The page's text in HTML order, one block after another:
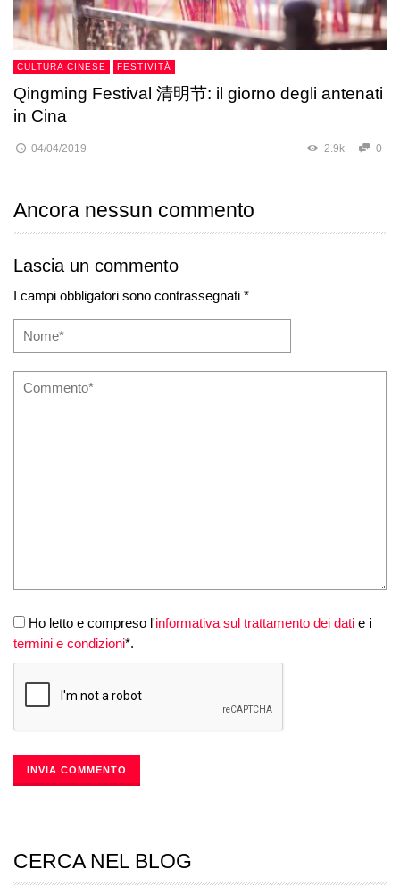
CULTURA CINESE FESTIVITÀ
Qingming Festival 清明节: il giorno degli antenati
in Cina
04/04/2019 2.9k 0
Ancora nessun commento
Lascia un commento
I campi obbligatori sono contrassegnati *
Ho letto e compreso l'informativa sul trattamento dei dati e i
termini e condizioni*.
CERCA NEL BLOG